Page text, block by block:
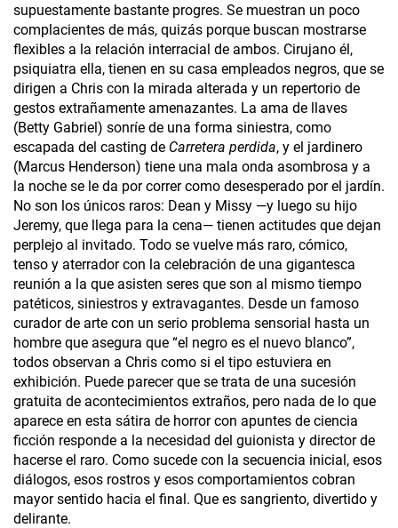
supuestamente bastante progres. Se muestran un poco
complacientes de más, quizás porque buscan mostrarse
flexibles a la relación interracial de ambos. Cirujano él,
psiquiatra ella, tienen en su casa empleados negros, que se
dirigen a Chris con la mirada alterada y un repertorio de
gestos extrañamente amenazantes. La ama de llaves
(Betty Gabriel) sonríe de una forma siniestra, como
escapada del casting de Carretera perdida, y el jardinero
(Marcus Henderson) tiene una mala onda asombrosa y a
la noche se le da por correr como desesperado por el jardín.
No son los únicos raros: Dean y Missy —y luego su hijo
Jeremy, que llega para la cena— tienen actitudes que dejan
perplejo al invitado. Todo se vuelve más raro, cómico,
tenso y aterrador con la celebración de una gigantesca
reunión a la que asisten seres que son al mismo tiempo
patéticos, siniestros y extravagantes. Desde un famoso
curador de arte con un serio problema sensorial hasta un
hombre que asegura que “el negro es el nuevo blanco”,
todos observan a Chris como si el tipo estuviera en
exhibición. Puede parecer que se trata de una sucesión
gratuita de acontecimientos extraños, pero nada de lo que
aparece en esta sátira de horror con apuntes de ciencia
ficción responde a la necesidad del guionista y director de
hacerse el raro. Como sucede con la secuencia inicial, esos
diálogos, esos rostros y esos comportamientos cobran
mayor sentido hacia el final. Que es sangriento, divertido y
delirante.